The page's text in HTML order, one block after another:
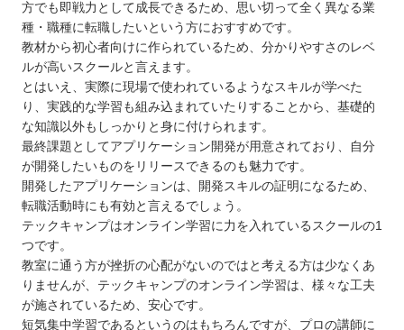
方でも即戦力として成長できるため、思い切って全く異なる業
種・職種に転職したいという方におすすめです。
教材から初心者向けに作られているため、分かりやすさのレベ
ルが高いスクールと言えます。
とはいえ、実際に現場で使われているようなスキルが学べた
り、実践的な学習も組み込まれていたりすることから、基礎的
な知識以外もしっかりと身に付けられます。
最終課題としてアプリケーション開発が用意されており、自分
が開発したいものをリリースできるのも魅力です。
開発したアプリケーションは、開発スキルの証明になるため、
転職活動時にも有効と言えるでしょう。
テックキャンプはオンライン学習に力を入れているスクールの1
つです。
教室に通う方が挫折の心配がないのではと考える方は少なくあ
りませんが、テックキャンプのオンライン学習は、様々な工夫
が施されているため、安心です。
短気集中学習であるというのはもちろんですが、プロの講師に